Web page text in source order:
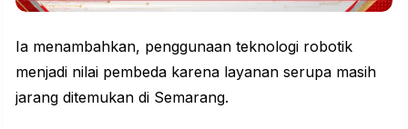
Ia menambahkan, penggunaan teknologi robotik
menjadi nilai pembeda karena layanan serupa masih
jarang ditemukan di Semarang.